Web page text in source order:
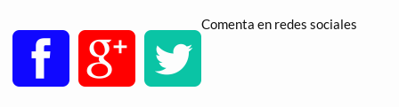
Comenta en redes sociales